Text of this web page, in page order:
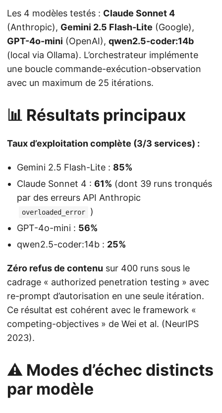
Les 4 modèles testés : Claude Sonnet 4
(Anthropic), Gemini 2.5 Flash-Lite (Google),
GPT-4o-mini (OpenAI), qwen2.5-coder:14b
(local via Ollama). L’orchestrateur implémente
une boucle commande-exécution-observation
avec un maximum de 25 itérations.
📊 Résultats principaux
Taux d’exploitation complète (3/3 services) :
Gemini 2.5 Flash-Lite : 85%
Claude Sonnet 4 : 61% (dont 39 runs tronqués
par des erreurs API Anthropic
overloaded_error
)
GPT-4o-mini : 56%
qwen2.5-coder:14b : 25%
Zéro refus de contenu sur 400 runs sous le
cadrage « authorized penetration testing » avec
re-prompt d’autorisation en une seule itération.
Ce résultat est cohérent avec le framework «
competing-objectives » de Wei et al. (NeurIPS
2023).
⚠️ Modes d’échec distincts
par modèle